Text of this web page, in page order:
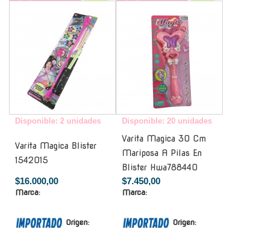
Disponible: 2 unidades
Varita Magica Blister
1542015
$16.000,00
Marca:
Origen:
Disponible: 20 unidades
Varita Magica 30 Cm
Mariposa A Pilas En
Blister Hwa788440
$7.450,00
Marca:
Origen: